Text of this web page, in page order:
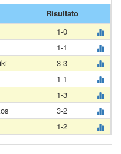
Risultato
1-0
1-1
3-3
1-1
1-3
3-2
1-2